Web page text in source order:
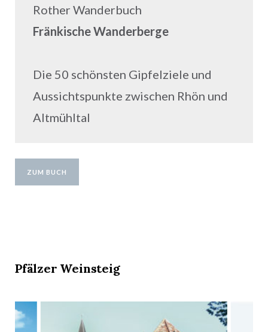
Rother Wanderbuch
Fränkische Wanderberge
Die 50 schönsten Gipfelziele und
Aussichtspunkte zwischen Rhön und
Altmühltal
ZUM BUCH
Pfälzer Weinsteig